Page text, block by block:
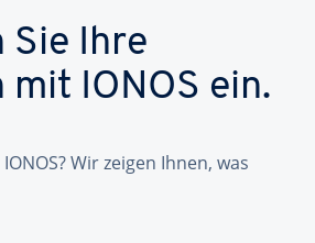
Sie Ihre
mit IONOS ein.
Wir zeigen Ihnen, was